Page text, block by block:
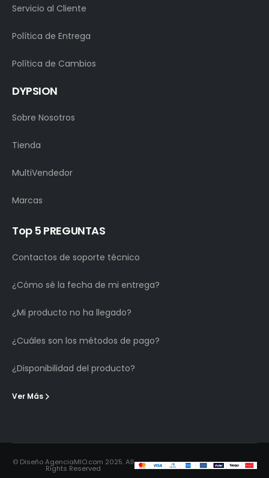
Servicio al Cliente
Política de Entrega
Política de Cambios
DYPSION
Sobre Nosotros
Tienda
MultiVendedor
Marcas
Top 5 PREGUNTAS
Contactos de soporte técnico
¿Cómo sé la fecha de mi entrega?
¿Mi producto no ha llegado?
¿Cuáles son los métodos de pago?
¿Disponibilidad del producto?
Ver Más
© Diseño AgenciaMIO.com 2025. All
Rights Reserved